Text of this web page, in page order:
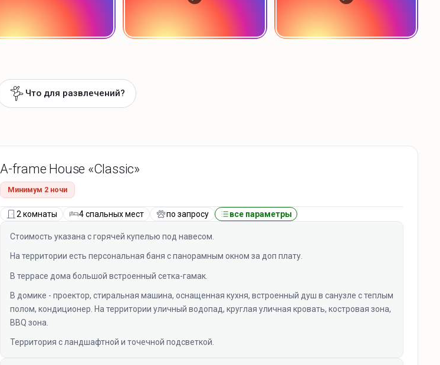
Что для развлечений?
A-frame House «Classic»
Минимум 2 ночи
2 комнаты 4 спальных мест по запросу все параметры
Стоимость указана с горячей купелью под навесом.
На территории есть персональная баня с панорамным окном за доп плату.
В террасе дома большой встроенный сетка-гамак.
В домике - проектор, стиральная машина, оснащенная кухня, встроенный душ в санузле с теплым
полом, кондиционер. На территории уличный водопад, круглая уличная кровать, костровая зона,
BBQ зона.
Территория с ландшафтной и точечной подсветкой.